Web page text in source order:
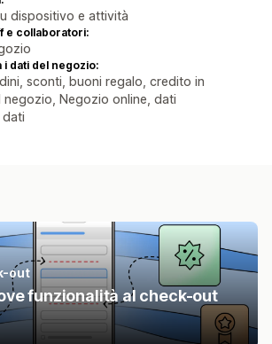
dispositivo e attività
e collaboratori:
i dati del negozio:
sconti, buoni regalo, credito in
negozio, Negozio online, dati
out
funzionalità al check-out